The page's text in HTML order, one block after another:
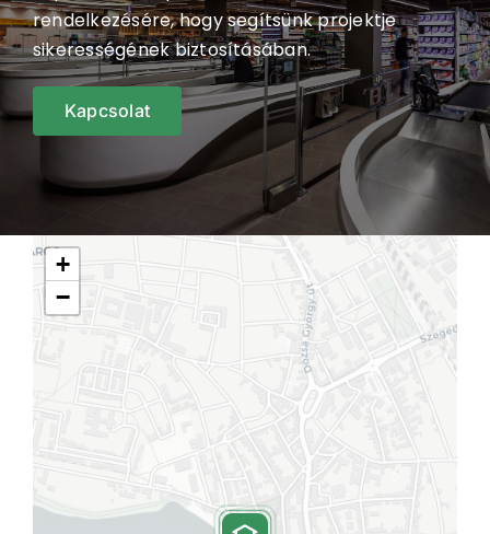
rendelkezésére, hogy segítsünk projektje
sikerességének biztosításában.
Kapcsolat
+
−